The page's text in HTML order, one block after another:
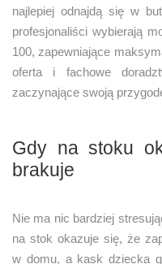
najlepiej odnajdą się w
profesjonaliści wybierają
100, zapewniające
oferta i fachowe
zaczynające swoją
Gdy na stoku
brakuje
Nie ma nic bardziej
na stok okazuje się, że
w domu, a kask dziecka